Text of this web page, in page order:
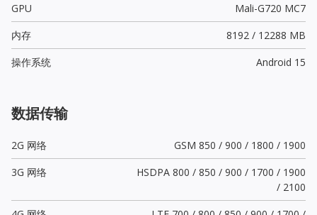
GPU
Mali-G720 MC7
内存
8192 / 12288 MB
操作系统
Android 15
数据传输
2G 网络
GSM 850 / 900 / 1800 / 1900
3G 网络
HSDPA 800 / 850 / 900 / 1700 / 1900
/ 2100